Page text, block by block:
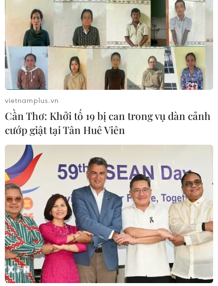
vietnamplus.vn
Cần Thơ: Khởi tố 19 bị can trong vụ dàn cảnh
cướp giật tại Tân Huê Viên